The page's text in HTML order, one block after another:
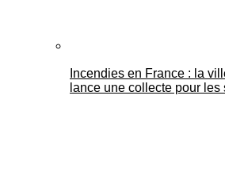
Incendies en France : la
lance une collecte pour les